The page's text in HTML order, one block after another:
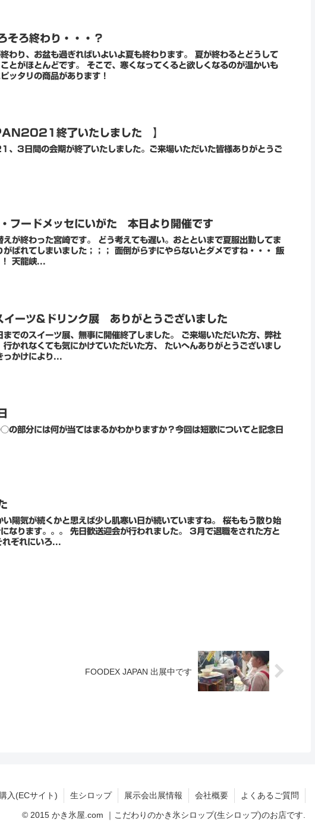
そろ終わり・・・？
わり、お盆も過ぎればいよいよ夏も終わります。 夏が終わるとどうして
とがほとんどです。 そこで、寒くなってくると欲しくなるのが温かいも
ッタリの商品があります！
終了いたしました 】
間の会期が終了いたしました。ご来場いただいた皆様ありがとうご
フードメッセにいがた 本日より開催です
が終わった宮崎です。 どう考えても遅い。おとといまで夏服出勤してま
ばれてしまいました；；； 面倒がらずにやらないとダメですね・・・ 飯
！ 天龍峡...
ーツ&ドリンク展 ありがとうございました
でのスイーツ展、無事に開催終了しました。 ご来場いただいた方、弊社
かれなくても気にかけていただいた方、 たいへんありがとうございまし
きっかけにより...
部分には何が当てはまるかわかりますか？今回は短歌についてと記念日
陽気が続くかと思えば少し肌寒い日が続いていますね。 桜ももう散り始
行われました。 3月で退職をされた方と
ぞれにいろ...
FOODEX JAPAN 出展中です
入(ECサイト) 生シロップ 展示会出展情報 会社概要 よくあるご質問
© 2015 かき氷屋.com ｜こだわりのかき氷シロップ(生シロップ)のお店です.